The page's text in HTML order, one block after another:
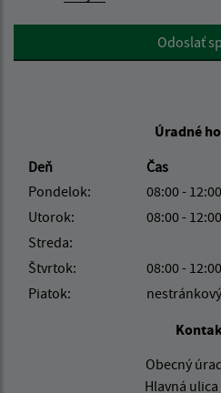
Google reCaptcha ResponseOdoslať
Úradné
Deň
Čas
Pondelok:
08:00 - 12:00
Utorok:
08:00 - 12:00
Streda:
Štvrtok:
08:00 - 12:00
Piatok:
Obecný
Hlavná